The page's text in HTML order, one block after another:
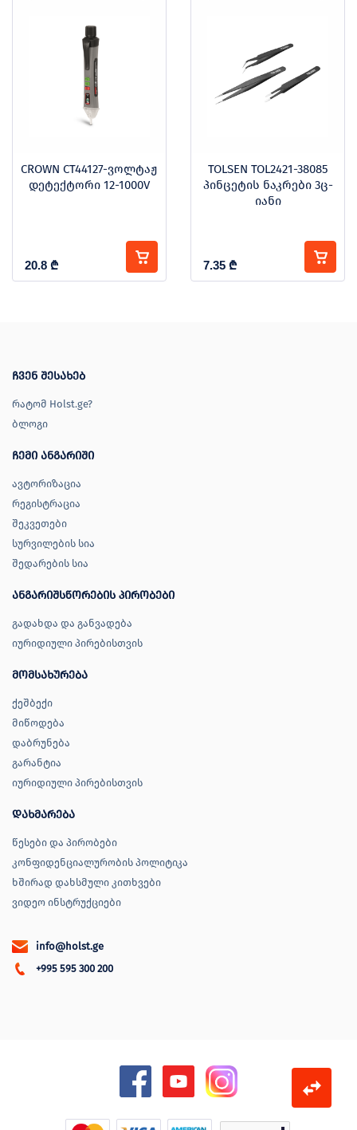
CROWN CT44127-ვოლტაჟ
დეტექტორი 12-1000V
20.8 ₾
TOLSEN TOL2421-38085
პინცეტის ნაკრები 3ც-
იანი
7.35 ₾
ჩვენ შესახებ
რატომ Holst.ge?
ბლოგი
ჩემი ანგარიში
ავტორიზაცია
რეგისტრაცია
შეკვეთები
სურვილების სია
შედარების სია
ანგარიშსწორების პირობები
გადახდა და განვადება
იურიდიული პირებისთვის
მომსახურება
ქეშბექი
მიწოდება
დაბრუნება
გარანტია
იურიდიული პირებისთვის
დახმარება
წესები და პირობები
კონფიდენციალურობის პოლიტიკა
ხშირად დახსმული კითხვები
ვიდეო ინსტრუქციები
info@holst.ge
+995 595 300 200